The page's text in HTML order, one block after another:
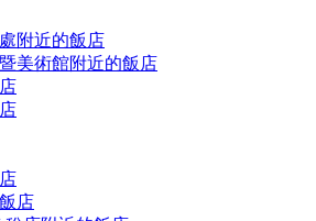
附近的飯店
美術館附近的飯店
店